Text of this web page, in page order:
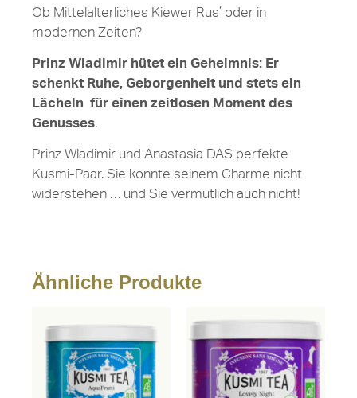
Ob Mittelalterliches Kiewer Rus’ oder in
modernen Zeiten?
Prinz Wladimir hütet ein Geheimnis: Er
schenkt Ruhe, Geborgenheit und stets ein
Lächeln für einen zeitlosen Moment des
Genusses.
Prinz Wladimir und Anastasia DAS perfekte
Kusmi-Paar. Sie konnte seinem Charme nicht
widerstehen … und Sie vermutlich auch nicht!
Ähnliche Produkte